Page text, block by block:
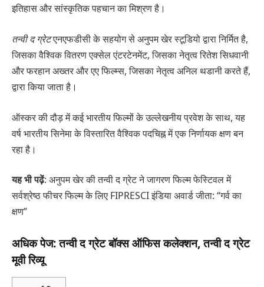
इतिहास और सांस्कृतिक पहचान का मिश्रण है।
तन्वी द ग्रेटएनएफडीसी के सहयोग से अनुपम खेर स्टूडियो द्वारा निर्मित है,
जिसका वैश्विक वितरण एक्सेल एंटरटेनमेंट, जिसका नेतृत्व रितेश सिधवानी
और फरहान अख्तर और एए फिल्म्स, जिसका नेतृत्व अनिल थडानी करते हैं,
द्वारा किया जाता है।
ऑस्कर की दौड़ में कई भारतीय फिल्मों के उल्लेखनीय प्रवेश के साथ, यह
वर्ष भारतीय सिनेमा के विस्तारित वैश्विक पदचिह्न में एक निर्णायक क्षण बन
रहा है।
यह भी पढ़ें: अनुपम खेर की तन्वी द ग्रेट ने जागरण फिल्म फेस्टिवल में
सर्वश्रेष्ठ फीचर फिल्म के लिए FIPRESCI इंडिया अवार्ड जीता: “गर्व का
क्षण”
अधिक पेज: तन्वी द ग्रेट बॉक्स ऑफिस कलेक्शन, तन्वी द ग्रेट
मूवी रिव्यू